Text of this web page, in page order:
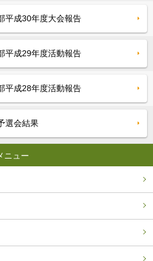
平成30年度大会報告
平成29年度活動報告
平成28年度活動報告
選会結果